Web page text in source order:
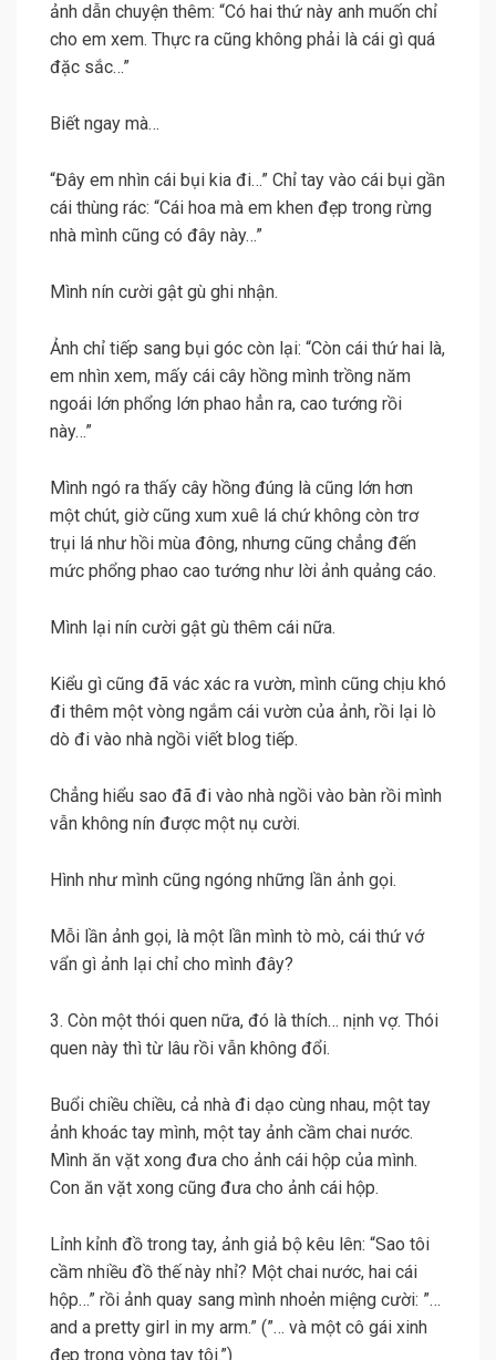
ảnh dẫn chuyện thêm: “Có hai thứ này anh muốn chỉ
cho em xem. Thực ra cũng không phải là cái gì quá
đặc sắc…”
Biết ngay mà…
“Đây em nhìn cái bụi kia đi…” Chỉ tay vào cái bụi gần
cái thùng rác: “Cái hoa mà em khen đẹp trong rừng
nhà mình cũng có đây này…”
Mình nín cười gật gù ghi nhận.
Ảnh chỉ tiếp sang bụi góc còn lại: “Còn cái thứ hai là,
em nhìn xem, mấy cái cây hồng mình trồng năm
ngoái lớn phổng lớn phao hẳn ra, cao tướng rồi
này…”
Mình ngó ra thấy cây hồng đúng là cũng lớn hơn
một chút, giờ cũng xum xuê lá chứ không còn trơ
trụi lá như hồi mùa đông, nhưng cũng chẳng đến
mức phổng phao cao tướng như lời ảnh quảng cáo.
Mình lại nín cười gật gù thêm cái nữa.
Kiểu gì cũng đã vác xác ra vườn, mình cũng chịu khó
đi thêm một vòng ngắm cái vườn của ảnh, rồi lại lò
dò đi vào nhà ngồi viết blog tiếp.
Chẳng hiểu sao đã đi vào nhà ngồi vào bàn rồi mình
vẫn không nín được một nụ cười.
Hình như mình cũng ngóng những lần ảnh gọi.
Mỗi lần ảnh gọi, là một lần mình tò mò, cái thứ vớ
vẩn gì ảnh lại chỉ cho mình đây?
3. Còn một thói quen nữa, đó là thích… nịnh vợ. Thói
quen này thì từ lâu rồi vẫn không đổi.
Buổi chiều chiều, cả nhà đi dạo cùng nhau, một tay
ảnh khoác tay mình, một tay ảnh cầm chai nước.
Mình ăn vặt xong đưa cho ảnh cái hộp của mình.
Con ăn vặt xong cũng đưa cho ảnh cái hộp.
Lỉnh kỉnh đồ trong tay, ảnh giả bộ kêu lên: “Sao tôi
cầm nhiều đồ thế này nhỉ? Một chai nước, hai cái
hộp…” rồi ảnh quay sang mình nhoẻn miệng cười: ”…
and a pretty girl in my arm.” (”… và một cô gái xinh
đẹp trong vòng tay tôi.”)